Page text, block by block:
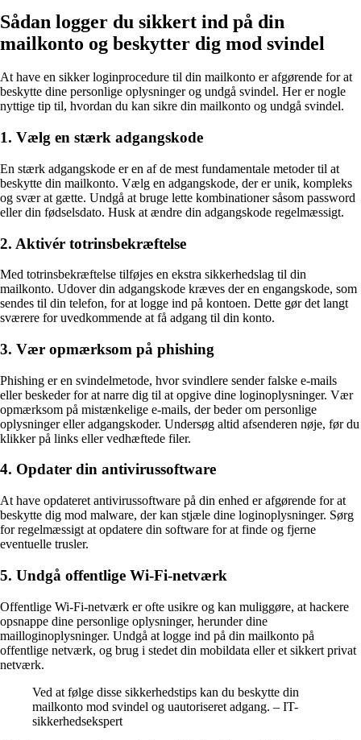
Sådan logger du sikkert ind på din
mailkonto og beskytter dig mod svindel
At have en sikker loginprocedure til din mailkonto er afgørende for at
beskytte dine personlige oplysninger og undgå svindel. Her er nogle
nyttige tip til, hvordan du kan sikre din mailkonto og undgå svindel.
1. Vælg en stærk adgangskode
En stærk adgangskode er en af de mest fundamentale metoder til at
beskytte din mailkonto. Vælg en adgangskode, der er unik, kompleks
og svær at gætte. Undgå at bruge lette kombinationer såsom password
eller din fødselsdato. Husk at ændre din adgangskode regelmæssigt.
2. Aktivér totrinsbekræftelse
Med totrinsbekræftelse tilføjes en ekstra sikkerhedslag til din
mailkonto. Udover din adgangskode kræves der en engangskode, som
sendes til din telefon, for at logge ind på kontoen. Dette gør det langt
sværere for uvedkommende at få adgang til din konto.
3. Vær opmærksom på phishing
Phishing er en svindelmetode, hvor svindlere sender falske e-mails
eller beskeder for at narre dig til at opgive dine loginoplysninger. Vær
opmærksom på mistænkelige e-mails, der beder om personlige
oplysninger eller adgangskoder. Undersøg altid afsenderen nøje, før du
klikker på links eller vedhæftede filer.
4. Opdater din antivirussoftware
At have opdateret antivirussoftware på din enhed er afgørende for at
beskytte dig mod malware, der kan stjæle dine loginoplysninger. Sørg
for regelmæssigt at opdatere din software for at finde og fjerne
eventuelle trusler.
5. Undgå offentlige Wi-Fi-netværk
Offentlige Wi-Fi-netværk er ofte usikre og kan muliggøre, at hackere
opsnappe dine personlige oplysninger, herunder dine
mailloginoplysninger. Undgå at logge ind på din mailkonto på
offentlige netværk, og brug i stedet din mobildata eller et sikkert privat
netværk.
Ved at følge disse sikkerhedstips kan du beskytte din
mailkonto mod svindel og uautoriseret adgang. – IT-
sikkerhedsekspert